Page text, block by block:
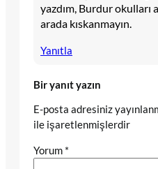
yazdım, Burdur okulları
arada kıskanmayın.
Yanıtla
Bir yanıt yazın
E-posta adresiniz
ile işaretlenmişlerdir
Yorum *